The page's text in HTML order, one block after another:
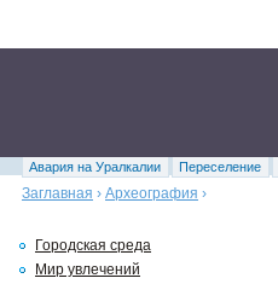
Авария на Уралкалии Переселение
Заглавная › Археография ›
Городская среда
Мир увлечений